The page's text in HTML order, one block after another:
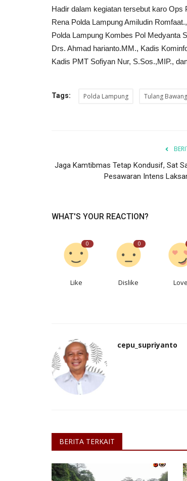
Hadir dalam kegiatan tersebut karo
Rena Polda Lampung Amiludin
Polda Lampung Kombes Pol Medyanta
Drs. Ahmad harianto.MM., Kadis
Kadis PMT Sofiyan Nur, S.Sos.,MIP.,
Tags: Polda Lampung Tulang
Jaga Kamtibmas Tetap Kondusif, Sat
Pesawaran Intens
WHAT'S YOUR REACTION?
0
Like
0
Dislike Love
cepu_supriyanto
BERITA TERKAIT